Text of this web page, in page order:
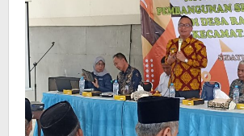
Lembaga
Lain